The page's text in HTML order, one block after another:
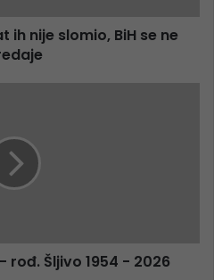
ih nije slomio, BiH se ne
rođ. Šljivo 1954 - 2026